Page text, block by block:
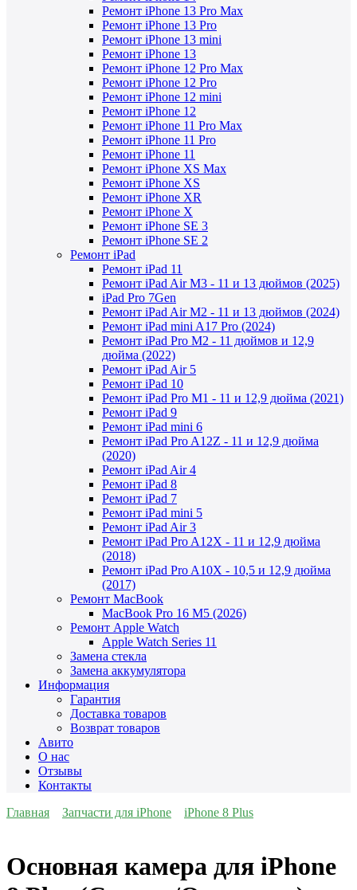
Ремонт iPhone 13 Pro Max
Ремонт iPhone 13 Pro
Ремонт iPhone 13 mini
Ремонт iPhone 13
Ремонт iPhone 12 Pro Max
Ремонт iPhone 12 Pro
Ремонт iPhone 12 mini
Ремонт iPhone 12
Ремонт iPhone 11 Pro Max
Ремонт iPhone 11 Pro
Ремонт iPhone 11
Ремонт iPhone XS Max
Ремонт iPhone XS
Ремонт iPhone XR
Ремонт iPhone X
Ремонт iPhone SE 3
Ремонт iPhone SE 2
Ремонт iPad
Ремонт iPad 11
Ремонт iPad Air M3 - 11 и 13 дюймов (2025)
iPad Pro 7Gen
Ремонт iPad Air M2 - 11 и 13 дюймов (2024)
Ремонт iPad mini A17 Pro (2024)
Ремонт iPad Pro M2 - 11 дюймов и 12,9
дюйма (2022)
Ремонт iPad Air 5
Ремонт iPad 10
Ремонт iPad Pro M1 - 11 и 12,9 дюйма (2021)
Ремонт iPad 9
Ремонт iPad mini 6
Ремонт iPad Pro A12Z - 11 и 12,9 дюйма
(2020)
Ремонт iPad Air 4
Ремонт iPad 8
Ремонт iPad 7
Ремонт iPad mini 5
Ремонт iPad Air 3
Ремонт iPad Pro A12X - 11 и 12,9 дюйма
(2018)
Ремонт iPad Pro A10X - 10,5 и 12,9 дюйма
(2017)
Ремонт MacBook
MacBook Pro 16 M5 (2026)
Ремонт Apple Watch
Apple Watch Series 11
Замена стекла
Замена аккумулятора
Информация
Гарантия
Доставка товаров
Возврат товаров
Авито
О нас
Отзывы
Контакты
Главная
Запчасти для iPhone iPhone 8 Plus
Основная камера для iPhone